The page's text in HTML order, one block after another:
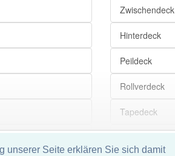
unserer Seite erklären Sie sich damit
Zwischendeck
Hinterdeck
Peildeck
Rollverdeck
Tapedeck